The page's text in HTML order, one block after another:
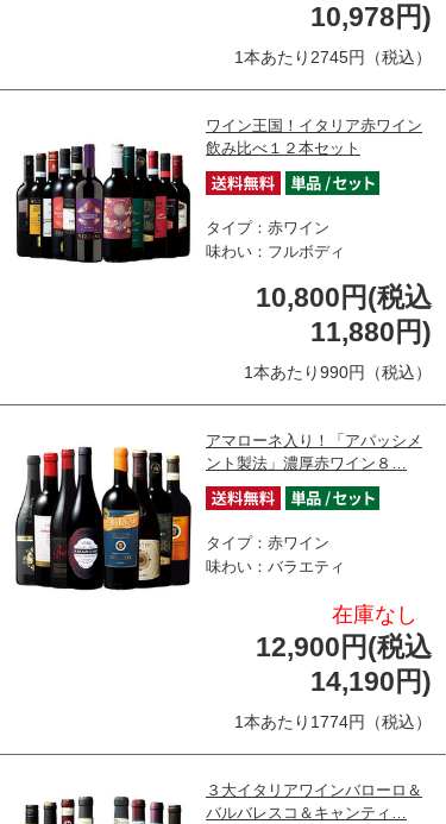
10,978円)
1本あたり2745円（税込）
ワイン王国！イタリア赤ワイン
飲み比べ１２本セット
タイプ：赤ワイン
味わい：フルボディ
10,800円(税込
11,880円)
1本あたり990円（税込）
アマローネ入り！「アパッシメ
ント製法」濃厚赤ワイン８…
タイプ：赤ワイン
味わい：バラエティ
在庫なし
12,900円(税込
14,190円)
1本あたり1774円（税込）
３大イタリアワインバローロ＆
バルバレスコ＆キャンティ…